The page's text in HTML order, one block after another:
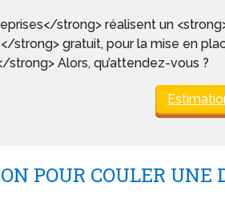
strong> réalisent un
strong> gratuit, pour la mise en
strong> Alors, qu’attendez-vous ?
POUR COULER UNE